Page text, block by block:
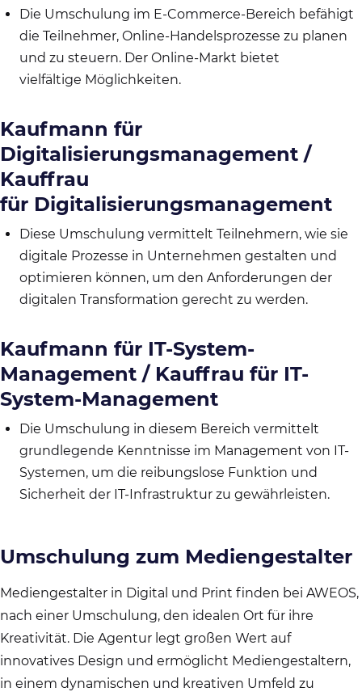
Die Umschulung im E-Commerce-Bereich befähigt
die Teilnehmer, Online-Handelsprozesse zu planen
und zu steuern. Der Online-Markt bietet
vielfältige Möglichkeiten.
Kaufmann für
Digitalisierungsmanagement /
Kauffrau
für Digitalisierungsmanagement
Diese Umschulung vermittelt Teilnehmern, wie sie
digitale Prozesse in Unternehmen gestalten und
optimieren können, um den Anforderungen der
digitalen Transformation gerecht zu werden.
Kaufmann für IT-System-
Management / Kauffrau für IT-
System-Management
Die Umschulung in diesem Bereich vermittelt
grundlegende Kenntnisse im Management von IT-
Systemen, um die reibungslose Funktion und
Sicherheit der IT-Infrastruktur zu gewährleisten.
Umschulung zum Mediengestalter
Mediengestalter in Digital und Print finden bei AWEOS,
nach einer Umschulung, den idealen Ort für ihre
Kreativität. Die Agentur legt großen Wert auf
innovatives Design und ermöglicht Mediengestaltern,
in einem dynamischen und kreativen Umfeld zu